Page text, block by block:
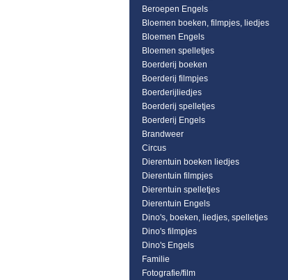
Beroepen Engels
Bloemen boeken, filmpjes, liedjes
Bloemen Engels
Bloemen spelletjes
Boerderij boeken
Boerderij filmpjes
Boerderijliedjes
Boerderij spelletjes
Boerderij Engels
Brandweer
Circus
Dierentuin boeken liedjes
Dierentuin filmpjes
Dierentuin spelletjes
Dierentuin Engels
Dino's, boeken, liedjes, spelletjes
Dino's filmpjes
Dino's Engels
Familie
Fotografie/film